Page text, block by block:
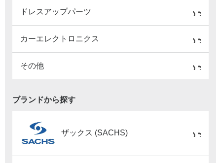
ドレスアップパーツ
カーエレクトロニクス
その他
ブランドから探す
ザックス (SACHS)